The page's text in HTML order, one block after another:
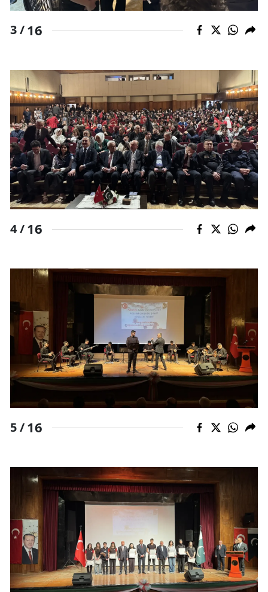
3 /16
4 /16
5 /16